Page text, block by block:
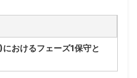
おけるフェーズ1保守と
ク管理を担当